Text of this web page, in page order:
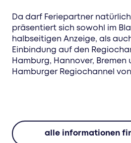
Da darf Feriepartner
präsentiert sich sowohl im
halbseitigen Anzeige, als
Einbindung auf den
Hamburg, Hannover, Bremen
Hamburger Regiochannel von
alle informationen